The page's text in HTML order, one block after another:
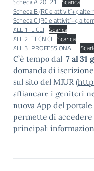
Scheda A 20_21 Scarica
Scheda B (RC e attivit´+¢
Scheda C (RC e attivit´+¢
ALL 1_LICEI Scarica
ALL 2_TECNICI Scarica
ALL 3_PROFESSIONALI
C’è tempo dal 7 al 31
domanda di
sul sito del MIUR (
affiancare i genitori
nuova App del portale
permette di accedere
principali